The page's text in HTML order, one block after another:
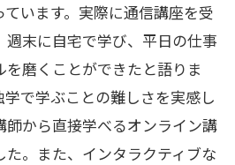
います。実際に通信講座を受
末に自宅で学び、平日の仕事
を磨くことができたと語りま
で学ぶことの難しさを実感し
師から直接学べるオンライン講
。また、インタラクティブな